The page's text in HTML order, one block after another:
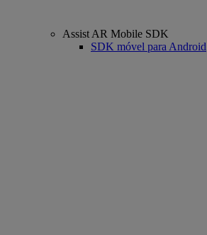
Assist AR Mobile SDK
SDK móvel para Android